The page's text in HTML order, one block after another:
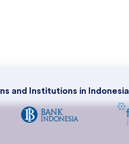
and Institutions in Indonesia